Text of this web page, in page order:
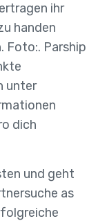
ihr
handen
Foto:. Parship
unter
dich
und geht
as